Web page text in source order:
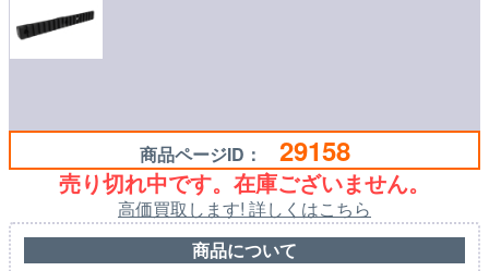
商品ページID： 29158
売り切れ中です。在庫ございません。
高価買取します! 詳しくはこちら
商品について